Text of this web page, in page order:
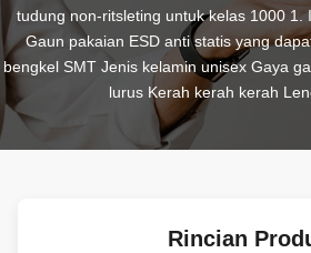
tudung non-ritsleting untuk kelas 1000 1.
Gaun pakaian ESD anti statis yang
bengkel SMT Jenis kelamin unisex Gaya
lurus Kerah kerah kerah
Rincian